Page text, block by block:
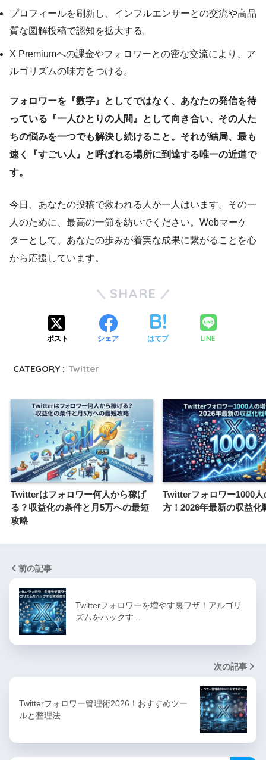
プロフィールを刷新し、インフルエンサーとの交流や高品
質な図解投稿で認知を拡大する。
X Premiumへの課金やフォロワーとの密な交流により、ア
ルゴリズムの味方をつける。
フォロワーを『数字』としてではなく、あなたの発信を待
っている『一人ひとりの人間』として向き合い、その人た
ちの悩みを一つでも解決し続けること。それが結局、最も
速く『すごい人』と呼ばれる場所に到達する唯一の近道で
す。
今日、あなたの投稿で救われる人が一人はいます。その一
人のために、最高の一節を紡いでください。Webマーケ
ターとして、あなたの歩みが着実な成果に繋がることを心
から応援しています。
SHARE
ポスト シェア はてブ LINE
CATEGORY : Twitter
Twitterはフォロワー何人から稼げ
る？収益化の条件と月5万への最短
攻略
Twitterフォロワー1000人
方！2026年最新の収益化
前の記事
Twitterフォロワーを増やす裏ワザ！アルゴリ
ズムをハックす…
次の記事
Twitterフォロワー管理術2026！おすすめツー
ルと整理法